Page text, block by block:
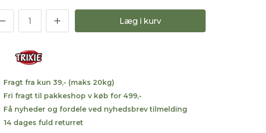
Læg i kurv
Fragt fra kun 39,- (maks 20kg)
Fri fragt til pakkeshop v køb for 499,-
Få nyheder og fordele ved nyhedsbrev tilmelding
14 dages fuld returret